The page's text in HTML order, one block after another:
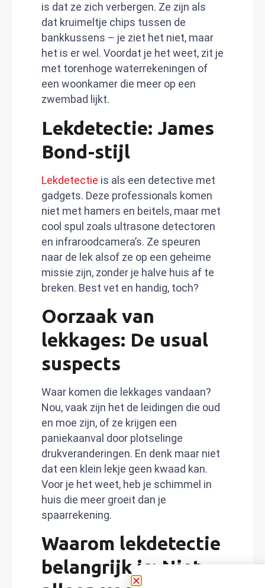
is dat ze zich verbergen. Ze zijn als
dat kruimeltje chips tussen de
bankkussens – je ziet het niet, maar
het is er wel. Voordat je het weet, zit je
met torenhoge waterrekeningen of
een woonkamer die meer op een
zwembad lijkt.
Lekdetectie: James
Bond-stijl
Lekdetectie is als een detective met
gadgets. Deze professionals komen
niet met hamers en beitels, maar met
cool spul zoals ultrasone detectoren
en infraroodcamera’s. Ze speuren
naar de lek alsof ze op een geheime
missie zijn, zonder je halve huis af te
breken. Best vet en handig, toch?
Oorzaak van
lekkages: De usual
suspects
Waar komen die lekkages vandaan?
Nou, vaak zijn het de leidingen die oud
en moe zijn, of ze krijgen een
paniekaanval door plotselinge
drukveranderingen. En denk maar niet
dat een klein lekje geen kwaad kan.
Voor je het weet, heb je schimmel in
huis die meer groeit dan je
spaarrekening.
Waarom lekdetectie
belangrijk is: Niet